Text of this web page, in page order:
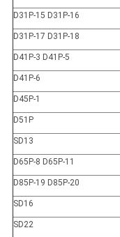
D31P-15 D31P-16
D31P-17 D31P-18
D41P-3 D41P-5
D41P-6
D45P-1
D51P
SD13
D65P-8 D65P-11
D85P-19 D85P-20
SD16
SD22